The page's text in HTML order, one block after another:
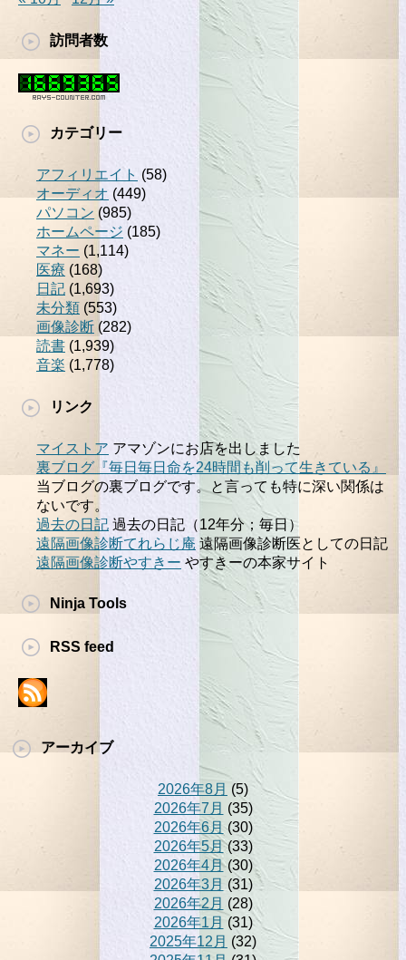
訪問者数
カテゴリー
アフィリエイト (58)
オーディオ (449)
パソコン (985)
ホームページ (185)
マネー (1,114)
医療 (168)
日記 (1,693)
未分類 (553)
画像診断 (282)
読書 (1,939)
音楽 (1,778)
リンク
マイストア アマゾンにお店を出しました
裏ブログ『毎日毎日命を24時間も削って生きている』
当ブログの裏ブログです。と言っても特に深い関係は
ないです。
過去の日記 過去の日記（12年分；毎日）
遠隔画像診断てれらじ庵 遠隔画像診断医としての日記
遠隔画像診断やすきー やすきーの本家サイト
Ninja Tools
RSS feed
アーカイブ
2026年8月 (5)
2026年7月 (35)
2026年6月 (30)
2026年5月(33)
2026年4月(30)
2026年3月 (31)
2026年2月 (28)
2026年1月 (31)
2025年12月 (32)